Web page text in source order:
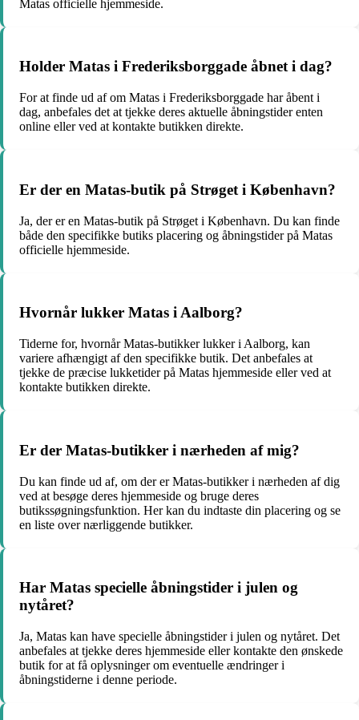
Matas officielle hjemmeside.
Holder Matas i Frederiksborggade åbnet i dag?
For at finde ud af om Matas i Frederiksborggade har åbent i
dag, anbefales det at tjekke deres aktuelle åbningstider enten
online eller ved at kontakte butikken direkte.
Er der en Matas-butik på Strøget i København?
Ja, der er en Matas-butik på Strøget i København. Du kan finde
både den specifikke butiks placering og åbningstider på Matas
officielle hjemmeside.
Hvornår lukker Matas i Aalborg?
Tiderne for, hvornår Matas-butikker lukker i Aalborg, kan
variere afhængigt af den specifikke butik. Det anbefales at
tjekke de præcise lukketider på Matas hjemmeside eller ved at
kontakte butikken direkte.
Er der Matas-butikker i nærheden af mig?
Du kan finde ud af, om der er Matas-butikker i nærheden af dig
ved at besøge deres hjemmeside og bruge deres
butikssøgningsfunktion. Her kan du indtaste din placering og se
en liste over nærliggende butikker.
Har Matas specielle åbningstider i julen og
nytåret?
Ja, Matas kan have specielle åbningstider i julen og nytåret. Det
anbefales at tjekke deres hjemmeside eller kontakte den ønskede
butik for at få oplysninger om eventuelle ændringer i
åbningstiderne i denne periode.